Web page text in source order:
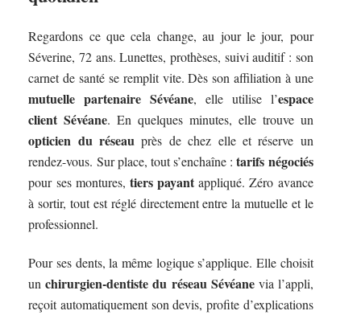
Regardons ce que cela change, au jour le jour, pour
Séverine, 72 ans. Lunettes, prothèses, suivi auditif : son
carnet de santé se remplit vite. Dès son affiliation à une
mutuelle partenaire Sévéane, elle utilise l’espace
client Sévéane. En quelques minutes, elle trouve un
opticien du réseau près de chez elle et réserve un
rendez-vous. Sur place, tout s’enchaîne :tarifs négociés
pour ses montures, tiers payant appliqué. Zéro avance
à sortir, tout est réglé directement entre la mutuelle et le
professionnel.
Pour ses dents, la même logique s’applique. Elle choisit
unchirurgien-dentiste du réseau Sévéanevia l’appli,
reçoit automatiquement son devis, profite d’explications